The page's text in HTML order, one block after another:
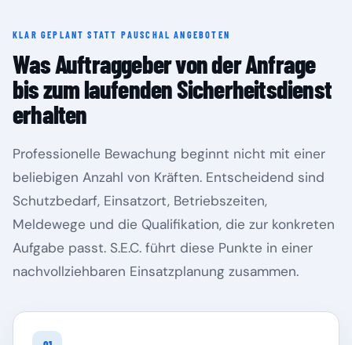
KLAR GEPLANT STATT PAUSCHAL ANGEBOTEN
Was Auftraggeber von der Anfrage
bis zum laufenden Sicherheitsdienst
erhalten
Professionelle Bewachung beginnt nicht mit einer
beliebigen Anzahl von Kräften. Entscheidend sind
Schutzbedarf, Einsatzort, Betriebszeiten,
Meldewege und die Qualifikation, die zur konkreten
Aufgabe passt. S.E.C. führt diese Punkte in einer
nachvollziehbaren Einsatzplanung zusammen.